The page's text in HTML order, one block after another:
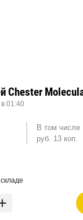
Chester
01:40
В том
руб. 13 коп.